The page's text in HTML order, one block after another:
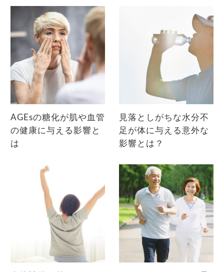
AGEsの糖化が肌や血管
の健康に与える影響と
は
見落としがちな水分不
足が体に与える意外な
影響とは？